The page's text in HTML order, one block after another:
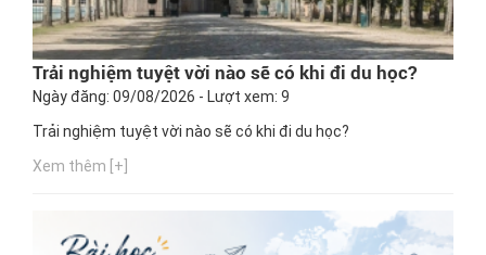
Trải nghiệm tuyệt vời nào sẽ có khi đi du học?
Ngày đăng: 09/08/2026 - Lượt xem: 9
Trải nghiệm tuyệt vời nào sẽ có khi đi du học?
Xem thêm [+]